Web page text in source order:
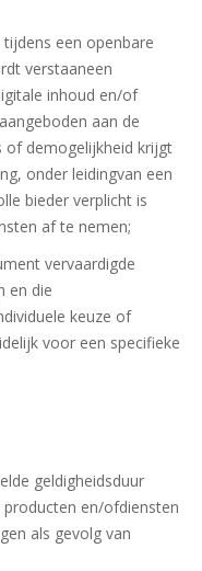
een openbare
verstaaneen
inhoud en/of
aan de
of demogelijkheid krijgt
onder leidingvan een
bieder verplicht is
af te nemen;
vervaardigde
en die
keuze of
voor een specifieke
geldigheidsduur
en/ofdiensten
als gevolg van